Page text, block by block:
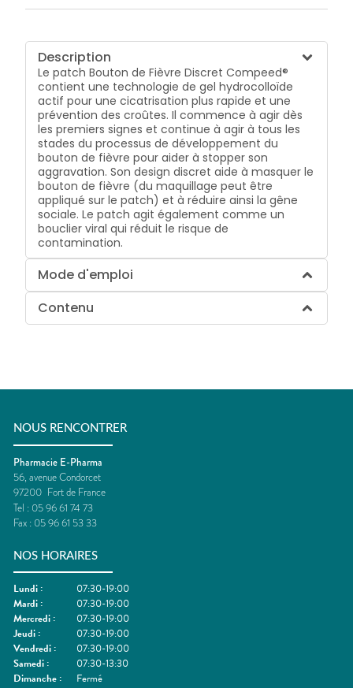
Description
Le patch Bouton de Fièvre Discret Compeed®
contient une technologie de gel hydrocolloïde
actif pour une cicatrisation plus rapide et une
prévention des croûtes. Il commence à agir dès
les premiers signes et continue à agir à tous les
stades du processus de développement du
bouton de fièvre pour aider à stopper son
aggravation. Son design discret aide à masquer le
bouton de fièvre (du maquillage peut être
appliqué sur le patch) et à réduire ainsi la gêne
sociale. Le patch agit également comme un
bouclier viral qui réduit le risque de
contamination.
Mode d'emploi
Contenu
NOUS RENCONTRER
Pharmacie E-Pharma
56, avenue Condorcet
97200 Fort de France
Tel : 05 96 61 74 73
Fax : 05 96 61 53 33
NOS HORAIRES
Lundi :
07:30-19:00
Mardi :
07:30-19:00
Mercredi :
07:30-19:00
Jeudi :
07:30-19:00
Vendredi :
07:30-19:00
Samedi :
07:30-13:30
Dimanche : Fermé